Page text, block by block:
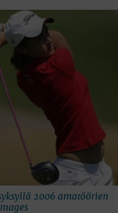
2006 amatöörien